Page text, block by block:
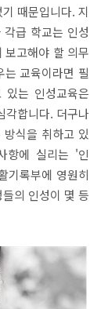
때문입니다. 지
급 학교는 인성
보고해야 할 의무
교육이라면 필
있는 인성교육은
각합니다. 더구나
식을 취하고 있
항에 실리는 '인
기록부에 영원히
의 인성이 몇 등